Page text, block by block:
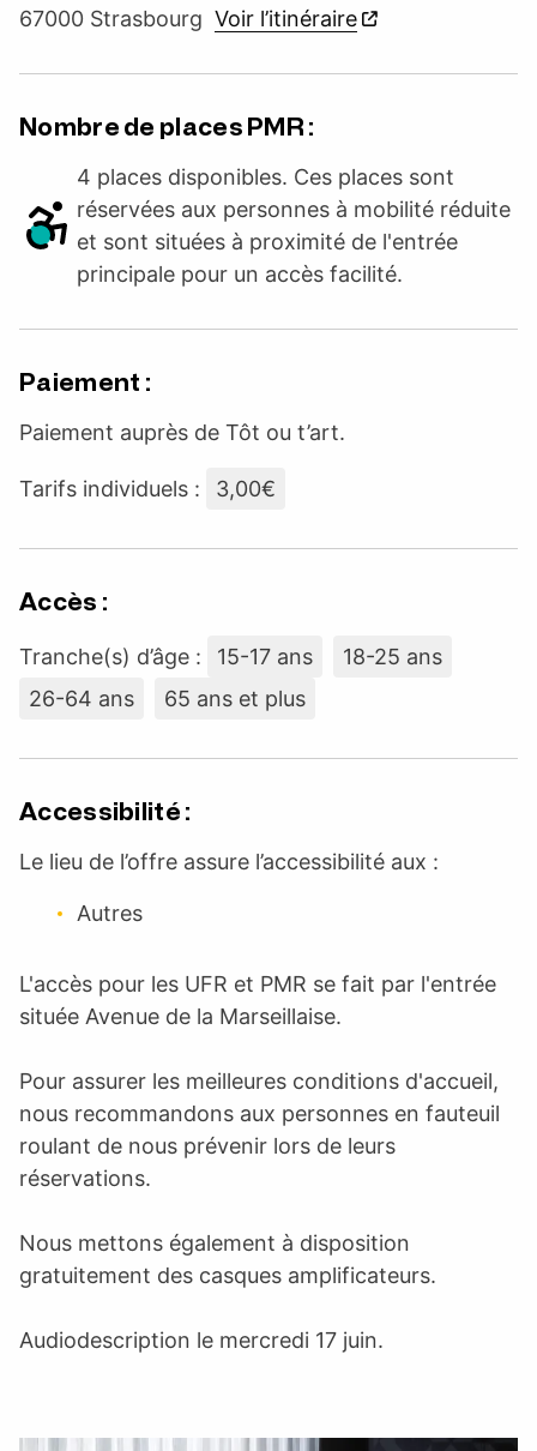
67000 Strasbourg Voir l’itinéraire
Nombre de places PMR :
4 places disponibles. Ces places sont
réservées aux personnes à mobilité réduite
et sont situées à proximité de l'entrée
principale pour un accès facilité.
Paiement :
Paiement auprès de Tôt ou t’art.
Tarifs individuels : 3,00€
Accès :
Tranche(s) d’âge : 15-17 ans
18-25 ans
26-64 ans
65 ans et plus
Accessibilité :
Le lieu de l’offre assure l’accessibilité aux :
Autres
L'accès pour les UFR et PMR se fait par l'entrée
située Avenue de la Marseillaise.
Pour assurer les meilleures conditions d'accueil,
nous recommandons aux personnes en fauteuil
roulant de nous prévenir lors de leurs
réservations.
Nous mettons également à disposition
gratuitement des casques amplificateurs.
Audiodescription le mercredi 17 juin.